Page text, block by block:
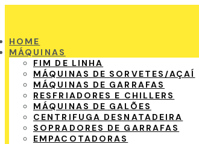
HOME
MÁQUINAS
FIM DE LINHA
MÁQUINAS DE SORVETES/AÇAÍ
MÁQUINAS DE GARRAFAS
RESFRIADORES E CHILLERS
MÁQUINAS DE GALÕES
CENTRIFUGA DESNATADEIRA
SOPRADORES DE GARRAFAS
EMPACOTADORAS